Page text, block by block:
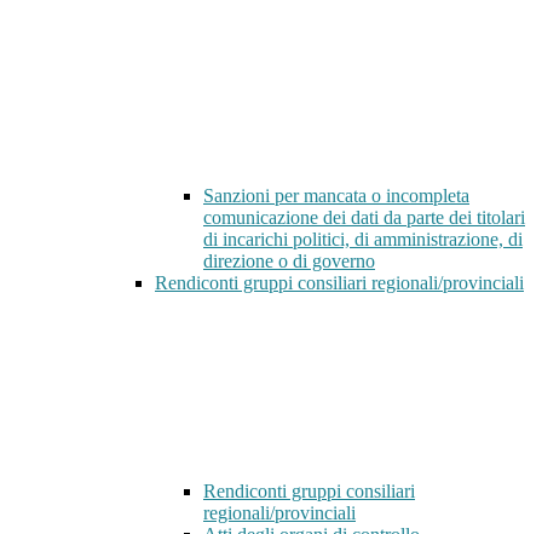
Sanzioni per mancata o incompleta
comunicazione dei dati da parte dei titolari
di incarichi politici, di amministrazione, di
direzione o di governo
Rendiconti gruppi consiliari regionali/provinciali
Rendiconti gruppi consiliari
regionali/provinciali